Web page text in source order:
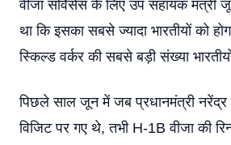
वीजा सर्विसेस के लिए उप सहायक मंत्री
था कि इसका सबसे ज्यादा भारतीयों को
स्किल्ड वर्कर की सबसे बड़ी संख्या
पिछले साल जून में जब प्रधानमंत्री नरेंद्र
विजिट पर गए थे, तभी H-1B वीजा की